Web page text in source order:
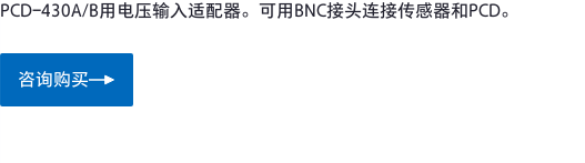
PCD-430A/B用电压输入适配器。可用BNC接头连接传感器和PCD。
咨询购买